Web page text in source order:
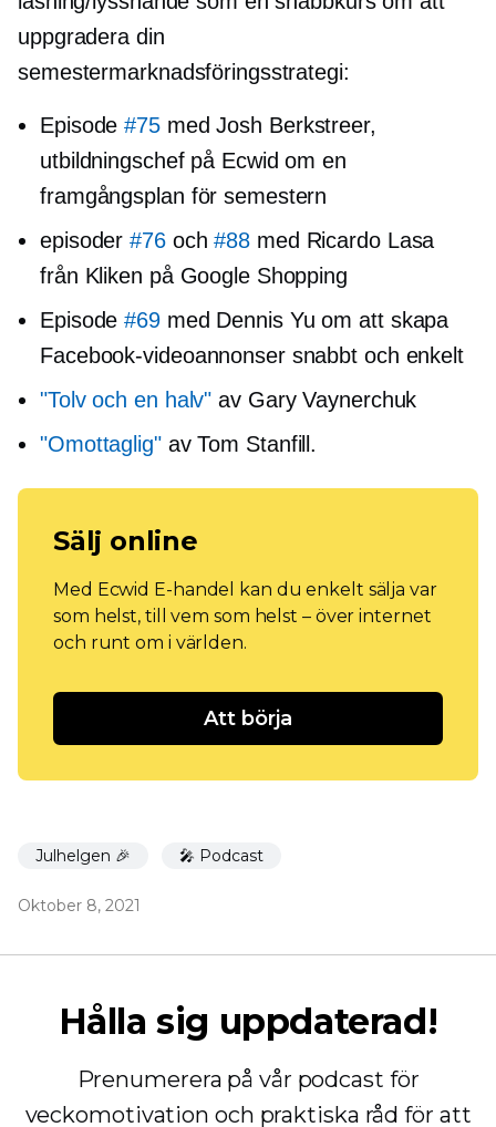
uppgradera din
semestermarknadsföringsstrategi:
Episode#75med Josh Berkstreer,
utbildningschef på Ecwid om en
framgångsplan för semestern
episoder#76och#88 med Ricardo Lasa
från Kliken på Google Shopping
Episode#69med Dennis Yu om att skapa
Facebook-videoannonser snabbt och enkelt
"Tolv och en halv" av Gary Vaynerchuk
"Omottaglig"av Tom Stanfill.
Sälj online
Med Ecwid E-handel kan du enkelt sälja var
som helst, till vem som helst – över internet
och runt om i världen.
Att börja
Julhelgen 🎉 🎤 Podcast
Oktober 8, 2021
Hålla sig uppdaterad!
Prenumerera på vår podcast för
veckomotivation och praktiska råd för att